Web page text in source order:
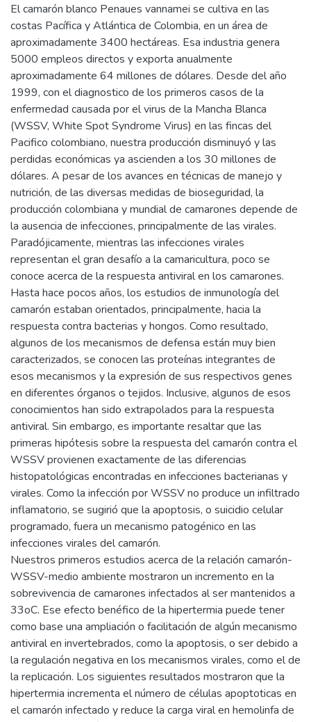
El camarón blanco Penaues vannamei se cultiva en las
costas Pacífica y Atlántica de Colombia, en un área de
aproximadamente 3400 hectáreas. Esa industria genera
5000 empleos directos y exporta anualmente
aproximadamente 64 millones de dólares. Desde del año
1999, con el diagnostico de los primeros casos de la
enfermedad causada por el virus de la Mancha Blanca
(WSSV, White Spot Syndrome Virus) en las fincas del
Pacifico colombiano, nuestra producción disminuyó y las
perdidas económicas ya ascienden a los 30 millones de
dólares. A pesar de los avances en técnicas de manejo y
nutrición, de las diversas medidas de bioseguridad, la
producción colombiana y mundial de camarones depende de
la ausencia de infecciones, principalmente de las virales.
Paradójicamente, mientras las infecciones virales
representan el gran desafío a la camaricultura, poco se
conoce acerca de la respuesta antiviral en los camarones.
Hasta hace pocos años, los estudios de inmunología del
camarón estaban orientados, principalmente, hacia la
respuesta contra bacterias y hongos. Como resultado,
algunos de los mecanismos de defensa están muy bien
caracterizados, se conocen las proteínas integrantes de
esos mecanismos y la expresión de sus respectivos genes
en diferentes órganos o tejidos. Inclusive, algunos de esos
conocimientos han sido extrapolados para la respuesta
antiviral. Sin embargo, es importante resaltar que las
primeras hipótesis sobre la respuesta del camarón contra el
WSSV provienen exactamente de las diferencias
histopatológicas encontradas en infecciones bacterianas y
virales. Como la infección por WSSV no produce un infiltrado
inflamatorio, se sugirió que la apoptosis, o suicidio celular
programado, fuera un mecanismo patogénico en las
infecciones virales del camarón.
Nuestros primeros estudios acerca de la relación camarón-
WSSV-medio ambiente mostraron un incremento en la
sobrevivencia de camarones infectados al ser mantenidos a
33oC. Ese efecto benéfico de la hipertermia puede tener
como base una ampliación o facilitación de algún mecanismo
antiviral en invertebrados, como la apoptosis, o ser debido a
la regulación negativa en los mecanismos virales, como el de
la replicación. Los siguientes resultados mostraron que la
hipertermia incrementa el número de células apoptoticas en
el camarón infectado y reduce la carga viral en hemolinfa de